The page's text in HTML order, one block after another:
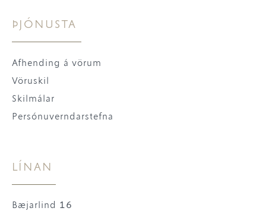
ÞJÓNUSTA
Afhending á vörum
Vöruskil
Skilmálar
Persónuverndarstefna
LÍNAN
Bæjarlind 16